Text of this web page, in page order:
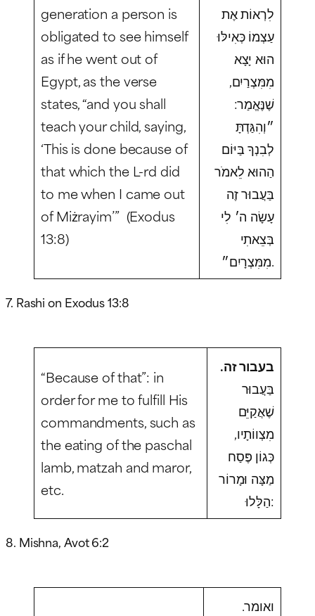
generation a person is
obligated to see himself
as if he went out of
Egypt, as the verse
states, “and you shall
teach your child, saying,
‘This is done because of
that which the L-rd did
to me when I came out
of Miżrayim’” (Exodus
13:8)
לִרְאוֹת אֶת
עַצְמוֹ כְּאִילּוּ
הוּא יָצָא
מִמִּצְרַיִם,
שֶׁנֶּאֱמַר:
״וְהִגַּדְתָּ
לְבִנְךָ בַּיּוֹם
הַהוּא לֵאמֹר
בַּעֲבוּר זֶה
עָשָׂה ה׳ לִי
בְּצֵאתִי
מִמִּצְרָיִם״.
7. Rashi on Exodus 13:8
“Because of that”: in
order for me to fulfill His
commandments, such as
the eating of the paschal
lamb, matzah and maror,
etc.
בעבור זה.
בַּעֲבוּר
שֶׁאֲקַיֵּם
מִצְווֹתָיו,
כְּגוֹן פֶּסַח
מַצָּה וּמָרוֹר
הַלָּלוּ:
8. Mishna, Avot 6:2
ואומר.